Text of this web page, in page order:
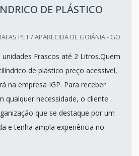
DE PLÁSTICO
PET / APARECIDA DE GOIÂNIA - GO
Frascos até 2 Litros.Quem
de plástico preço acessível,
na empresa IGP. Para receber
qualquer necessidade, o cliente
que se destaque por um
e tenha ampla experiência no